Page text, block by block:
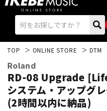
エレキギター
TOP ONLINE STORE DTM
Roland
RD-08 Upgrade
システム・アップグ
(2時間以内に納品)